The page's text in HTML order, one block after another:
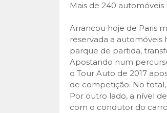
Mais de 240 automóveis
Arrancou hoje de Paris
reservada a automóveis
parque de partida,
Apostando num
o Tour Auto de 2017
de competição. No
Por outro lado, a nível
com o condutor do